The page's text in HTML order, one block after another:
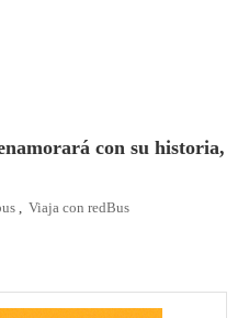
con su historia,
, Viaja con redBus